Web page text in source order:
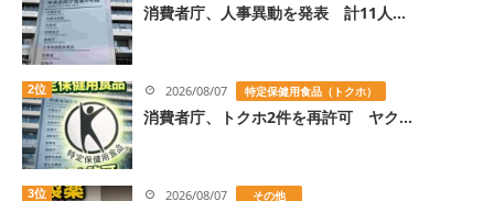
消費者庁、人事異動を発表 計11人...
2位 2026/08/07 特定保健用食品（トクホ）
消費者庁、トクホ2件を再許可 ヤク...
3位 2026/08/07 その他